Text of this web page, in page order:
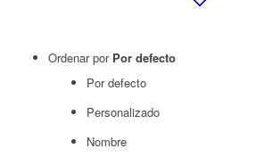
Ordenar por Por defecto
Por defecto
Personalizado
Nombre